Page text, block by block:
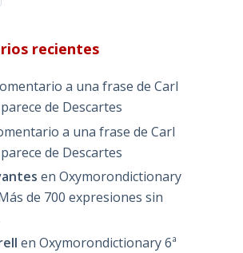
recientes
a una frase de Carl
de Descartes
a una frase de Carl
de Descartes
en Oxymorondictionary
de 700 expresiones sin
en Oxymorondictionary 6ª